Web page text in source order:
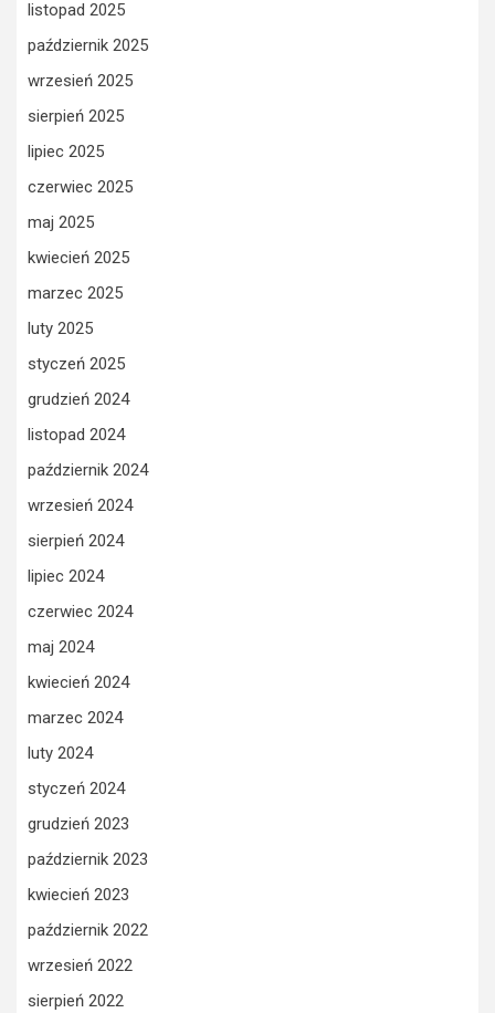
listopad 2025
październik 2025
wrzesień 2025
sierpień 2025
lipiec 2025
czerwiec 2025
maj 2025
kwiecień 2025
marzec 2025
luty 2025
styczeń 2025
grudzień 2024
listopad 2024
październik 2024
wrzesień 2024
sierpień 2024
lipiec 2024
czerwiec 2024
maj 2024
kwiecień 2024
marzec 2024
luty 2024
styczeń 2024
grudzień 2023
październik 2023
kwiecień 2023
październik 2022
wrzesień 2022
sierpień 2022